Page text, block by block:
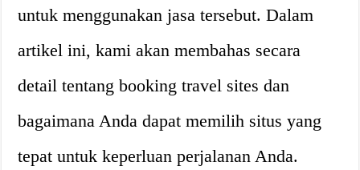
untuk menggunakan jasa tersebut. Dalam
artikel ini, kami akan membahas secara
detail tentang booking travel sites dan
bagaimana Anda dapat memilih situs yang
tepat untuk keperluan perjalanan Anda.